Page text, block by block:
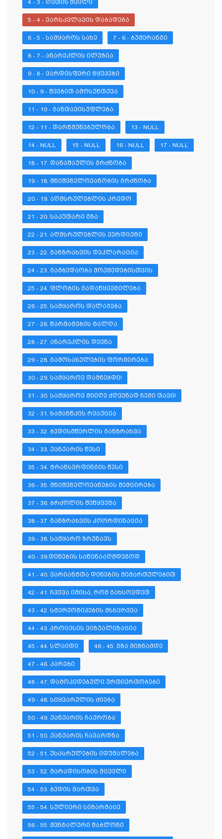
4 - 3 - ᲦᲕᲗᲘᲡ ᲨᲕᲘᲚᲘ
5 - 4 - ᲕᲐᲠᲡᲙᲕᲚᲐᲕᲘᲡ ᲓᲐᲑᲐᲓᲔᲑᲐ
6 - 5 - ᲡᲐᲛᲧᲐᲠᲝᲡ ᲡᲐᲮᲔ 7 - 6 - ᲑᲣᲛᲔᲠᲐᲜᲒᲘ
8 - 7 - ᲐᲜᲐᲠᲔᲙᲚᲘᲡ ᲘᲚᲣᲖᲘᲐ
9 - 8 - ᲕᲐᲠᲓᲘᲡᲤᲔᲠᲘ ᲢᲧᲣᲞᲔᲑᲘ
10 - 9 - ᲨᲕᲔᲑᲘᲗ ᲐᲛᲝᲡᲣᲜᲗᲥᲕᲐ
11 - 10 - ᲒᲐᲜᲗᲐᲕᲘᲡᲣᲤᲚᲔᲑᲐ
12 - 11 - ᲓᲐᲠᲬᲛᲣᲜᲔᲑᲣᲚᲝᲑᲐ 13 - NULL
14 - NULL 15 - NULL 16 - NULL 17 - NULL
18 - 17. ᲓᲐᲜᲐᲨᲐᲣᲚᲘᲡ ᲒᲠᲫᲜᲝᲑᲐ
19 - 18. ᲛᲜᲘᲨᲕᲜᲔᲚᲝᲕᲐᲜᲝᲑᲘᲡ ᲒᲠᲫᲜᲝᲑᲐ
20 - 19. ᲐᲦᲛᲡᲠᲣᲚᲔᲑᲚᲘᲡ ᲙᲠᲔᲓᲝ
21 - 20. ᲡᲐᲙᲣᲗᲐᲠᲘ ᲒᲖᲐ
22 - 21. ᲐᲦᲛᲡᲠᲣᲚᲔᲑᲚᲘᲡ ᲕᲔᲠᲓᲘᲥᲢᲘ
23 - 22. ᲒᲐᲜᲖᲠᲐᲮᲕᲘᲡ ᲓᲔᲙᲚᲐᲠᲐᲪᲘᲐ
24 - 23. ᲒᲐᲛᲑᲔᲓᲐᲝᲑᲐ ᲛᲝᲥᲛᲔᲓᲔᲑᲘᲡᲗᲕᲘᲡ
25 - 24. ᲤᲚᲝᲑᲘᲡ ᲒᲐᲓᲐᲬᲧᲕᲔᲢᲘᲚᲔᲑᲐ
26 - 25. ᲡᲐᲛᲧᲐᲠᲝᲡ ᲓᲐᲚᲐᲒᲔᲑᲐ
27 - 26. ᲬᲐᲠᲛᲐᲢᲔᲑᲘᲡ ᲢᲐᲚᲦᲐ
28 - 27. ᲐᲜᲐᲠᲔᲙᲚᲘᲡ ᲓᲔᲕᲜᲐ
29 - 28. ᲒᲐᲛᲝᲡᲐᲮᲣᲚᲔᲑᲘᲡ ᲤᲝᲠᲛᲘᲠᲔᲑᲐ
30 - 29. ᲡᲐᲛᲧᲐᲠᲝᲕ ᲓᲐᲛᲜᲔᲑᲓᲘ!
31 - 30. ᲡᲐᲛᲧᲐᲠᲝᲕ ᲛᲘᲘᲦᲔ ᲫᲦᲕᲔᲜᲐᲓ ᲩᲔᲛᲘ ᲗᲐᲕᲘ!
32 - 31. ᲮᲐᲛᲐᲜᲬᲙᲘᲡ ᲠᲔᲐᲥᲪᲘᲐ
33 - 32. ᲑᲔᲓᲘᲡᲛᲬᲔᲠᲚᲘᲡ ᲒᲐᲜᲖᲠᲐᲮᲕᲐ
34 - 33. ᲥᲐᲜᲥᲐᲠᲘᲡ ᲬᲔᲡᲘ
35 - 34. ᲢᲠᲐᲜᲡᲔᲠᲤᲘᲜᲒᲘᲡ ᲬᲔᲡᲘ
36 - 35. ᲛᲜᲘᲨᲕᲜᲔᲚᲝᲕᲐᲜᲔᲑᲘᲡ ᲨᲔᲛᲪᲘᲠᲔᲑᲐ
37 - 36. ᲑᲠᲫᲝᲚᲘᲡ ᲨᲔᲬᲧᲕᲔᲢᲐ
38 - 37. ᲒᲐᲜᲖᲠᲐᲮᲕᲘᲡ ᲙᲝᲝᲠᲓᲘᲜᲐᲪᲘᲐ
39 - 38. ᲡᲐᲛᲧᲐᲠᲝ ᲖᲠᲣᲜᲐᲕᲡ
40 - 39.ᲓᲘᲜᲔᲑᲘᲡ ᲡᲐᲬᲘᲜᲐᲐᲦᲛᲓᲔᲒᲝᲓ
41 - 40. ᲕᲐᲠᲘᲐᲜᲢᲗᲐ ᲓᲘᲜᲔᲑᲘᲡ ᲛᲘᲛᲐᲠᲗᲣᲚᲔᲑᲘᲗ
42 - 41. ᲩᲕᲔᲕᲐ ᲘᲛᲘᲡᲐ, ᲠᲝᲛ ᲒᲐᲮᲡᲝᲕᲓᲔᲗ
43 - 42. ᲡᲢᲔᲠᲔᲝᲢᲘᲞᲔᲑᲘᲡ ᲛᲡᲮᲕᲠᲔᲕᲐ
44 - 43. ᲞᲠᲝᲪᲔᲡᲘᲡ ᲕᲘᲖᲣᲐᲚᲘᲖᲐᲪᲘᲐ
45 - 44. ᲡᲚᲐᲘᲓᲘ 46 - 45. ᲒᲖᲐ ᲛᲘᲖᲜᲐᲛᲓᲔ
47 - 46. ᲙᲐᲠᲔᲑᲘ
48 - 47. ᲓᲐᲛᲝᲙᲘᲓᲔᲑᲣᲚᲘ ᲣᲠᲗᲘᲔᲠᲗᲝᲑᲔᲑᲘ
49 - 48. ᲡᲘᲧᲕᲐᲠᲣᲚᲘᲡ ᲫᲘᲔᲑᲐ
50 - 49. ᲥᲐᲜᲥᲐᲠᲘᲡ ᲩᲐᲥᲠᲝᲑᲐ
51 - 50. ᲥᲐᲜᲥᲐᲠᲘᲡ ᲩᲐᲕᲐᲠᲓᲜᲐ
52 - 51. ᲣᲡᲐᲡᲠᲣᲚᲔᲑᲘᲡ ᲘᲓᲣᲛᲐᲚᲔᲑᲐ
53 - 52. ᲛᲐᲠᲐᲓᲘᲡᲝᲑᲘᲡ ᲛᲪᲕᲔᲚᲘ
54 - 53. ᲑᲔᲓᲘᲡ ᲛᲐᲠᲗᲕᲐ
55 - 54. ᲡᲣᲚᲘᲔᲠᲘ ᲡᲘᲖᲐᲠᲛᲐᲪᲔ
56 - 55. ᲛᲔᲜᲢᲐᲚᲣᲠᲘ ᲨᲐᲑᲚᲝᲜᲘ